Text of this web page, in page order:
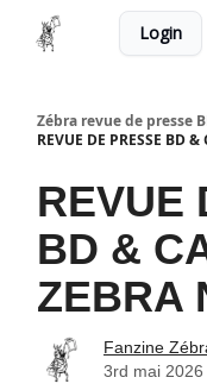
Login
Zébra revue de presse
REVUE DE PRESSE BD
REVUE
BD &
ZEBRA
Fanzine
3rd mai 2026